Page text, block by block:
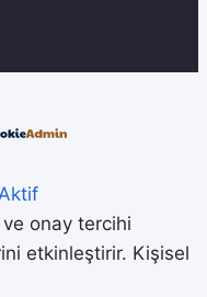
onay tercihi
etkinleştirir. Kişisel